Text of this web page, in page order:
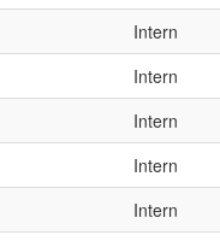
Intern
Intern
Intern
Intern
Intern